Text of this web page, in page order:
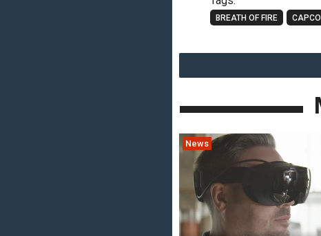
BREATH OF FIRE
News